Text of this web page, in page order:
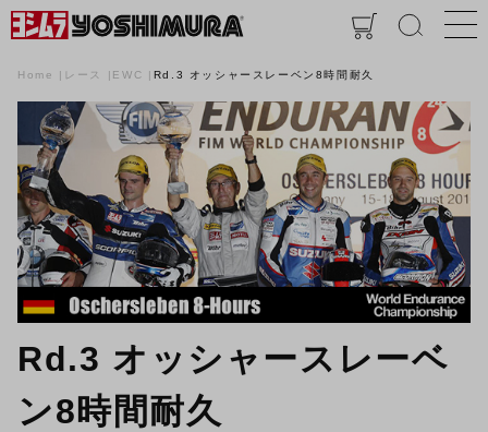
Home レース EWC Rd.3 オッシャースレーベン8時間耐久
Rd.3 オッシャースレーベ
ン8時間耐久